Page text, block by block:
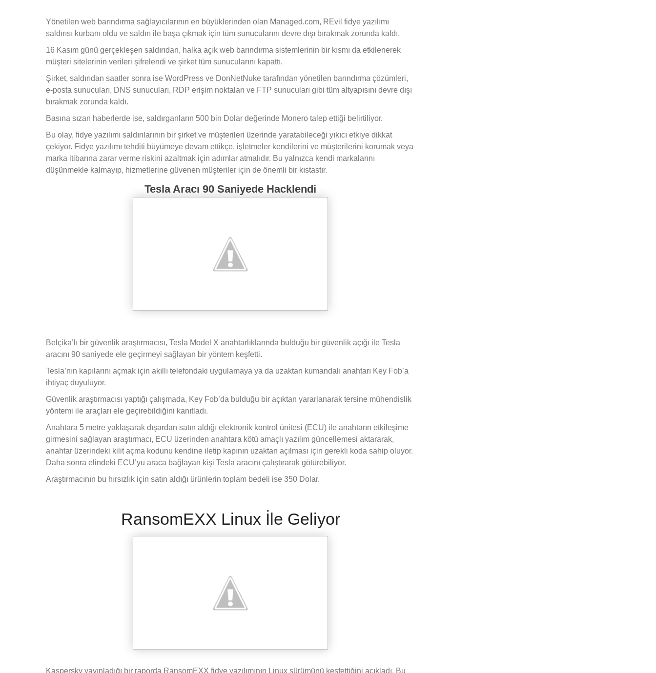
Yönetilen web barındırma sağlayıcılarının en büyüklerinden olan Managed.com, REvil fidye yazılımı
saldırısı kurbanı oldu ve saldırı ile başa çıkmak için tüm sunucularını devre dışı bırakmak zorunda kaldı.
16 Kasım günü gerçekleşen saldırıdan, halka açık web barındırma sistemlerinin bir kısmı da etkilenerek
müşteri sitelerinin verileri şifrelendi ve şirket tüm sunucularını kapattı.
Şirket, saldırıdan saatler sonra ise WordPress ve DonNetNuke tarafından yönetilen barındırma çözümleri,
e-posta sunucuları, DNS sunucuları, RDP erişim noktaları ve FTP sunucuları gibi tüm altyapısını devre dışı
bırakmak zorunda kaldı.
Basına sızan haberlerde ise, saldırganların 500 bin Dolar değerinde Monero talep ettiği belirtiliyor.
Bu olay, fidye yazılımı saldırılarının bir şirket ve müşterileri üzerinde yaratabileceği yıkıcı etkiye dikkat
çekiyor. Fidye yazılımı tehditi büyümeye devam ettikçe, işletmeler kendilerini ve müşterilerini korumak veya
marka itibarına zarar verme riskini azaltmak için adımlar atmalıdır. Bu yalnızca kendi markalarını
düşünmekle kalmayıp, hizmetlerine güvenen müşteriler için de önemli bir kıstastır.
Tesla Aracı 90 Saniyede Hacklendi
Belçika’lı bir güvenlik araştırmacısı, Tesla Model X anahtarlıklarında bulduğu bir güvenlik açığı ile Tesla
aracını 90 saniyede ele geçirmeyi sağlayan bir yöntem keşfetti.
Tesla’nın kapılarını açmak için akıllı telefondaki uygulamaya ya da uzaktan kumandalı anahtarı Key Fob’a
ihtiyaç duyuluyor.
Güvenlik araştırmacısı yaptığı çalışmada, Key Fob’da bulduğu bir açıktan yararlanarak tersine mühendislik
yöntemi ile araçları ele geçirebildiğini kanıtladı.
Anahtara 5 metre yaklaşarak dışardan satın aldığı elektronik kontrol ünitesi (ECU) ile anahtarın etkileşime
girmesini sağlayan araştırmacı, ECU üzerinden anahtara kötü amaçlı yazılım güncellemesi aktararak,
anahtar üzerindeki kilit açma kodunu kendine iletip kapının uzaktan açılması için gerekli koda sahip oluyor.
Daha sonra elindeki ECU’yu araca bağlayan kişi Tesla aracını çalıştırarak götürebiliyor.
Araştırmacının bu hırsızlık için satın aldığı ürünlerin toplam bedeli ise 350 Dolar.
RansomEXX Linux İle Geliyor
Kaspersky yayınladığı bir raporda RansomEXX fidye yazılımının Linux sürümünü keşfettiğini açıkladı. Bu